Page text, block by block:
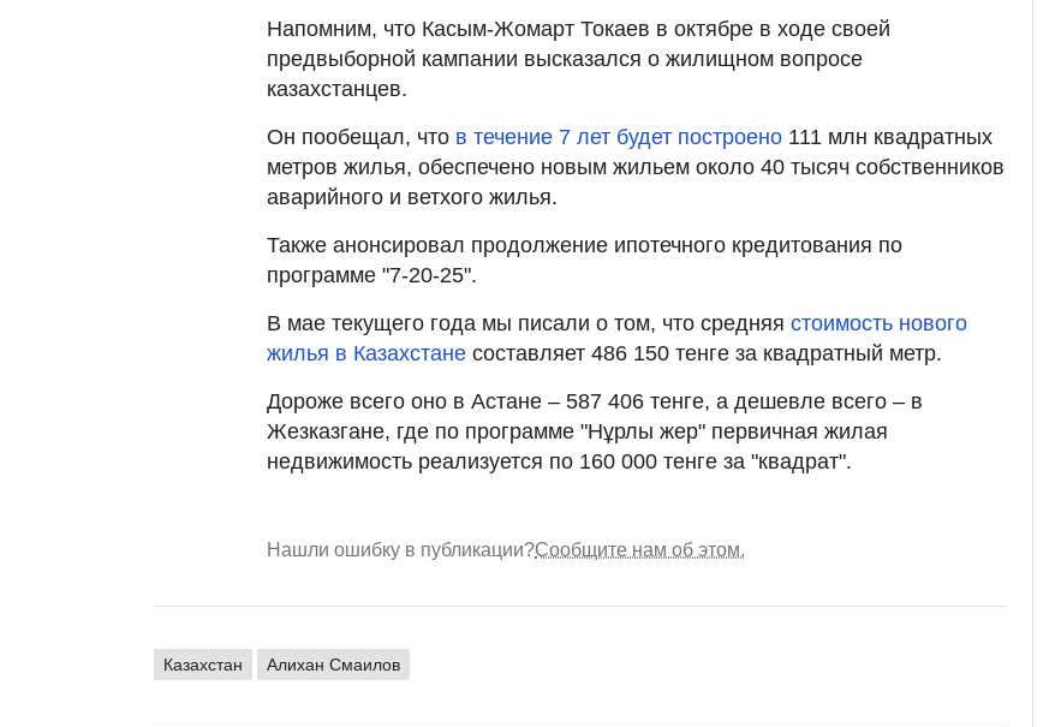
Напомним, что Касым-Жомарт Токаев в октябре в ходе своей
предвыборной кампании высказался о жилищном вопросе
казахстанцев.
Он пообещал, что в течение 7 лет будет построено 111 млн квадратных
метров жилья, обеспечено новым жильем около 40 тысяч собственников
аварийного и ветхого жилья.
Также анонсировал продолжение ипотечного кредитования по
программе "7-20-25".
В мае текущего года мы писали о том, что средняя стоимость нового
жилья в Казахстане составляет 486 150 тенге за квадратный метр.
Дороже всего оно в Астане – 587 406 тенге, а дешевле всего – в
Жезказгане, где по программе "Нұрлы жер" первичная жилая
недвижимость реализуется по 160 000 тенге за "квадрат".
Нашли ошибку в публикации?Сообщите нам об этом.
Казахстан Алихан Смаилов